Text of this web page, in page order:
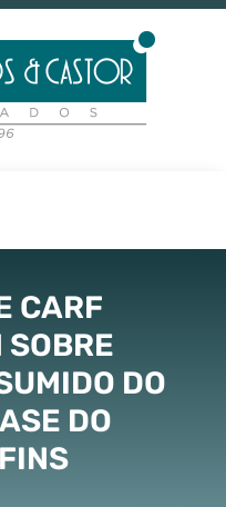
CARF
SOBRE
DO
DO